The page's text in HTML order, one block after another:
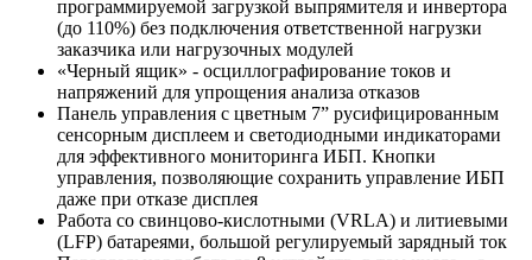
программируемой загрузкой выпрямителя и инвертора
(до 110%) без подключения ответственной нагрузки
заказчика или нагрузочных модулей
«Черный ящик» - осциллографирование токов и
напряжений для упрощения анализа отказов
Панель управления с цветным 7” русифицированным
сенсорным дисплеем и светодиодными индикаторами
для эффективного мониторинга ИБП. Кнопки
управления, позволяющие сохранить управление ИБП
даже при отказе дисплея
Работа со свинцово-кислотными (VRLA) и литиевыми
(LFP) батареями, большой регулируемый зарядный ток